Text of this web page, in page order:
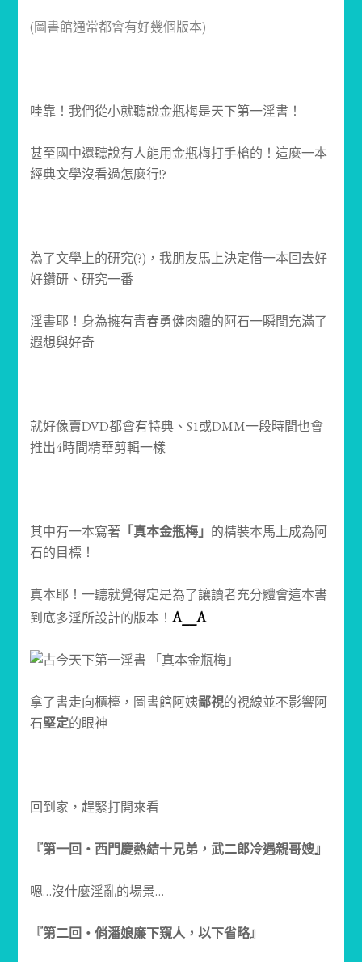
(圖書館通常都會有好幾個版本)
哇靠！我們從小就聽說金瓶梅是天下第一淫書！
甚至國中還聽說有人能用金瓶梅打手槍的！這麼一本
經典文學沒看過怎麼行!?
為了文學上的研究(?)，我朋友馬上決定借一本回去好
好鑽研、研究一番
淫書耶！身為擁有青春勇健肉體的阿石一瞬間充滿了
遐想與好奇
就好像賣DVD都會有特典、S1或DMM一段時間也會
推出4時間精華剪輯一樣
其中有一本寫著 「真本金瓶梅」 的精裝本馬上成為阿
石的目標！
真本耶！一聽就覺得定是為了讓讀者充分體會這本書
到底多淫所設計的版本！A__A
拿了書走向櫃檯，圖書館阿姨鄙視的視線並不影響阿
石堅定的眼神
回到家，趕緊打開來看
『第一回‧西門慶熱結十兄弟，武二郎冷遇親哥嫂』
嗯…沒什麼淫亂的場景…
『第二回‧俏潘娘廉下窺人，以下省略』